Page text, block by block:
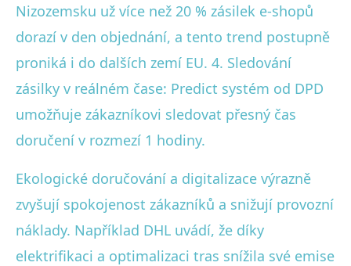
Nizozemsku už více než 20 % zásilek e-shopů
dorazí v den objednání, a tento trend postupně
proniká i do dalších zemí EU. 4. Sledování
zásilky v reálném čase: Predict systém od DPD
umožňuje zákazníkovi sledovat přesný čas
doručení v rozmezí 1 hodiny.
Ekologické doručování a digitalizace výrazně
zvyšují spokojenost zákazníků a snižují provozní
náklady. Například DHL uvádí, že díky
elektrifikaci a optimalizaci tras snížila své emise